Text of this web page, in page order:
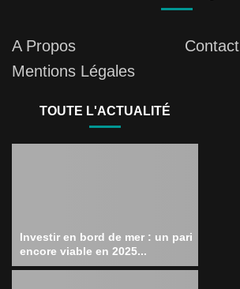
A Propos
Contact
Mentions Légales
TOUTE L'ACTUALITÉ
Investir en bord de mer : un pari
encore viable en 2025...